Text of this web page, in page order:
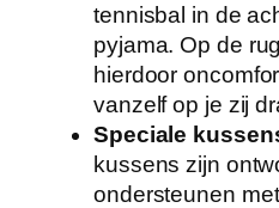
tennisbal in de
pyjama. Op de
hierdoor
vanzelf op je zij
Speciale
kussens zijn
ondersteunen